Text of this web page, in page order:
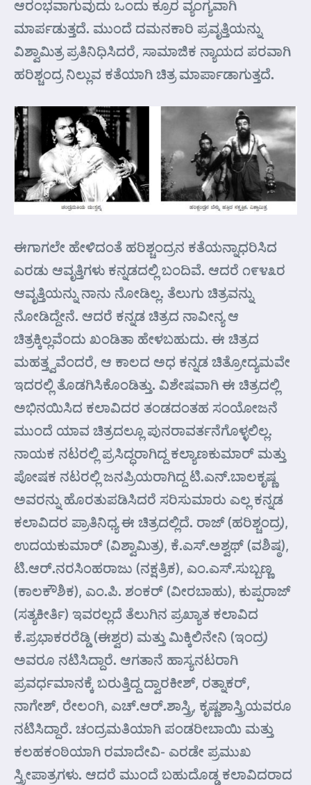
ಆರಂಭವಾಗುವುದು ಒಂದು ಕ್ರೂರ ವ್ಯಂಗ್ಯವಾಗಿ
ಮಾರ್ಪಡುತ್ತದೆ. ಮುಂದೆ ದಮನಕಾರಿ ಪ್ರವೃತ್ತಿಯನ್ನು
ವಿಶ್ವಾಮಿತ್ರ ಪ್ರತಿನಿಧಿಸಿದರೆ, ಸಾಮಾಜಿಕ ನ್ಯಾಯದ ಪರವಾಗಿ
ಹರಿಶ್ಚಂದ್ರ ನಿಲ್ಲುವ ಕತೆಯಾಗಿ ಚಿತ್ರ ಮಾರ್ಪಾಡಾಗುತ್ತದೆ.
ಈಗಾಗಲೇ ಹೇಳಿದಂತೆ ಹರಿಶ್ಚಂದ್ರನ ಕತೆಯನ್ನಾಧರಿಸಿದ
ಎರಡು ಆವೃತ್ತಿಗಳು ಕನ್ನಡದಲ್ಲಿ ಬಂದಿವೆ. ಆದರೆ ೧೯೪೩ರ
ಆವೃತ್ತಿಯನ್ನು ನಾನು ನೋಡಿಲ್ಲ. ತೆಲುಗು ಚಿತ್ರವನ್ನು
ನೋಡಿದ್ದೇನೆ. ಆದರೆ ಕನ್ನಡ ಚಿತ್ರದ ನಾವೀನ್ಯ ಆ
ಚಿತ್ರಕ್ಕಿಲ್ಲವೆಂದು ಖಂಡಿತಾ ಹೇಳಬಹುದು. ಈ ಚಿತ್ರದ
ಮಹತ್ತ್ವವೆಂದರೆ, ಆ ಕಾಲದ ಅಧ ಕನ್ನಡ ಚಿತ್ರೋದ್ಯಮವೇ
ಇದರಲ್ಲಿ ತೊಡಗಿಸಿಕೊಂಡಿತ್ತು. ವಿಶೇಷವಾಗಿ ಈ ಚಿತ್ರದಲ್ಲಿ
ಅಭಿನಯಿಸಿದ ಕಲಾವಿದರ ತಂಡದಂತಹ ಸಂಯೋಜನೆ
ಮುಂದೆ ಯಾವ ಚಿತ್ರದಲ್ಲೂ ಪುನರಾವರ್ತನೆಗೊಳ್ಳಲಿಲ್ಲ.
ನಾಯಕ ನಟರಲ್ಲಿ ಪ್ರಸಿದ್ಧರಾಗಿದ್ದ ಕಲ್ಯಾಣಕುಮಾರ್ ಮತ್ತು
ಪೋಷಕ ನಟರಲ್ಲಿ ಜನಪ್ರಿಯರಾಗಿದ್ದ ಟಿ.ಎನ್.ಬಾಲಕೃಷ್ಣ
ಅವರನ್ನು ಹೊರತುಪಡಿಸಿದರೆ ಸರಿಸುಮಾರು ಎಲ್ಲ ಕನ್ನಡ
ಕಲಾವಿದರ ಪ್ರಾತಿನಿಧ್ಯ ಈ ಚಿತ್ರದಲ್ಲಿದೆ. ರಾಜ್ (ಹರಿಶ್ಚಂದ್ರ),
ಉದಯಕುಮಾರ್ (ವಿಶ್ವಾಮಿತ್ರ), ಕೆ.ಎಸ್.ಅಶ್ವಥ್ (ವಶಿಷ್ಠ),
ಟಿ.ಆರ್.ನರಸಿಂಹರಾಜು (ನಕ್ಷತ್ರಿಕ), ಎಂ.ಎಸ್.ಸುಬ್ಬಣ್ಣ
(ಕಾಲಕೌಶಿಕ), ಎಂ.ಪಿ. ಶಂಕರ್ (ವೀರಬಾಹು), ಕುಪ್ಪರಾಜ್
(ಸತ್ಯಕೀರ್ತಿ) ಇವರಲ್ಲದೆ ತೆಲುಗಿನ ಪ್ರಖ್ಯಾತ ಕಲಾವಿದ
ಕೆ.ಪ್ರಭಾಕರರೆಡ್ಡಿ (ಈಶ್ವರ) ಮತ್ತು ಮಿಕ್ಕಿಲಿನೇನಿ (ಇಂದ್ರ)
ಅವರೂ ನಟಿಸಿದ್ದಾರೆ. ಆಗತಾನೆ ಹಾಸ್ಯನಟರಾಗಿ
ಪ್ರವರ್ಧಮಾನಕ್ಕೆ ಬರುತ್ತಿದ್ದ ದ್ವಾರಕೀಶ್, ರತ್ನಾಕರ್,
ನಾಗೇಶ್, ರೇಲಂಗಿ, ಎಚ್.ಆರ್.ಶಾಸ್ತ್ರಿ, ಕೃಷ್ಣಶಾಸ್ತ್ರಿಯವರೂ
ನಟಿಸಿದ್ದಾರೆ. ಚಂದ್ರಮತಿಯಾಗಿ ಪಂಡರೀಬಾಯಿ ಮತ್ತು
ಕಲಹಕಂಠಿಯಾಗಿ ರಮಾದೇವಿ- ಎರಡೇ ಪ್ರಮುಖ
ಸ್ತ್ರೀಪಾತ್ರಗಳು. ಆದರೆ ಮುಂದೆ ಬಹುದೊಡ್ಡ ಕಲಾವಿದರಾದ